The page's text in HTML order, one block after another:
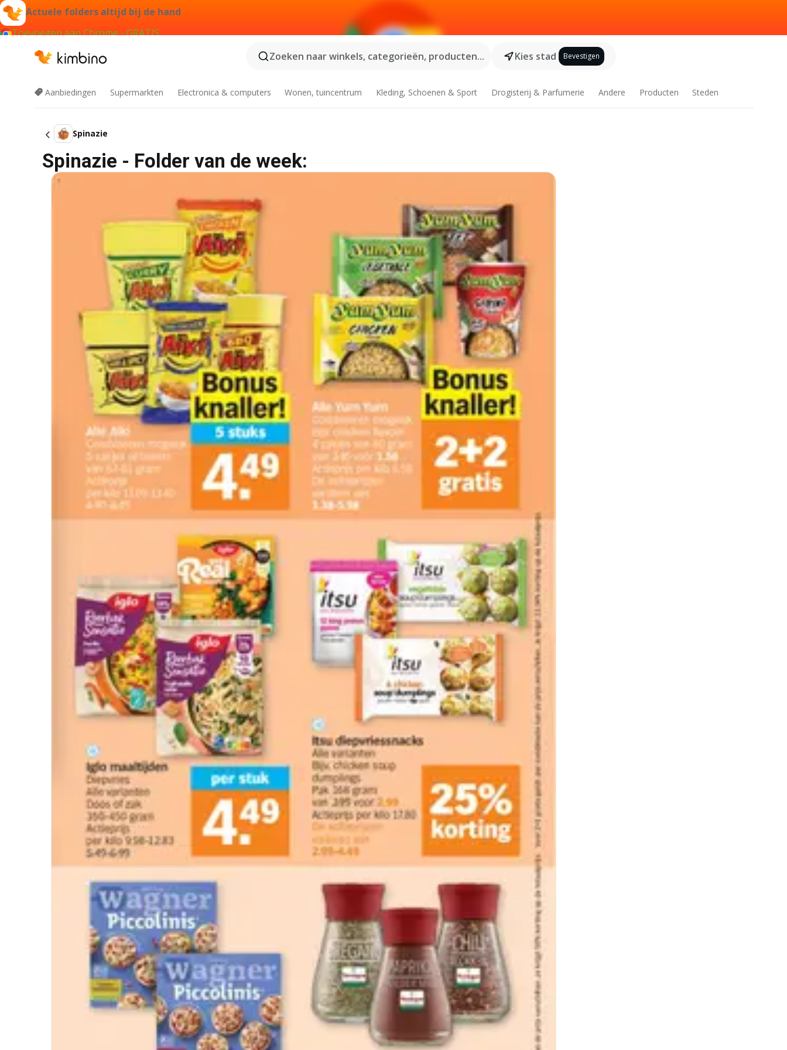
Actuele folders altijd bij de hand
Toevoegen aan Chrome - GRATIS
Zoeken naar winkels, categorieën, producten...
Kies stad Bevestigen
Aanbiedingen Supermarkten Electronica & computers Wonen, tuincentrum Kleding, Schoenen & Sport Drogisterij & Parfumerie Andere Producten Steden
Spinazie
Spinazie - Folder van de week: